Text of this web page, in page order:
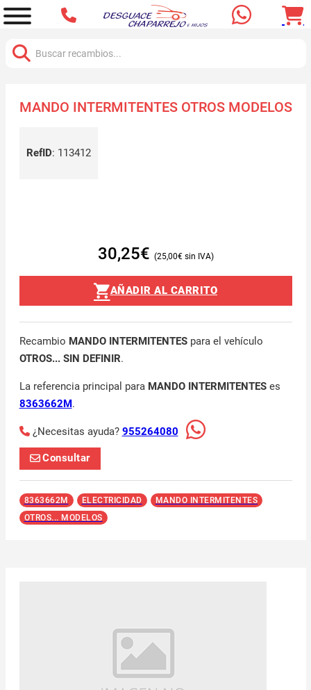
MANDO INTERMITENTES OTROS MODELOS
RefID: 113412
30,25€ 25,00€
AÑADIR AL CARRITO
Recambio MANDO INTERMITENTESpara el vehículo
OTROS... SIN DEFINIR.
La referencia principal para MANDO INTERMITENTESes
8363662M.
¿Necesitas ayuda? 955264080
Consultar
8363662M ELECTRICIDAD
MANDO INTERMITENTES
OTROS... MODELOS